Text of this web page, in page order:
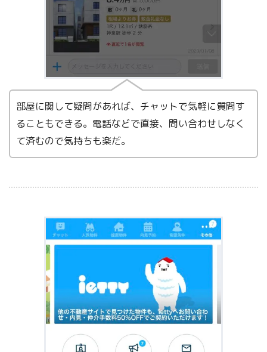
部屋に関して疑問があれば、チャットで気軽に質問す
ることもできる。電話などで直接、問い合わせしなく
て済むので気持ちも楽だ。